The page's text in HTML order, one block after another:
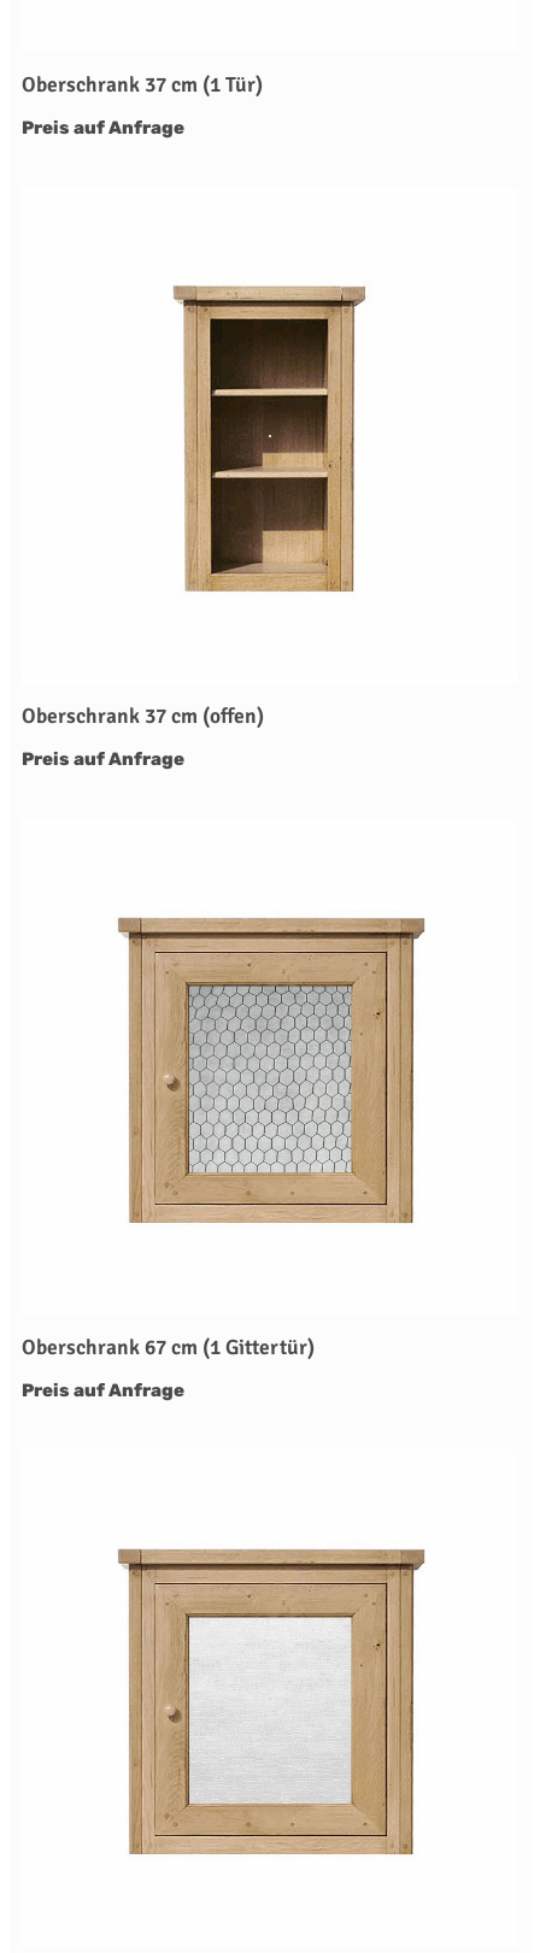
Oberschrank 37 cm (1 Tür)
Preis auf Anfrage
Oberschrank 37 cm (offen)
Preis auf Anfrage
Oberschrank 67 cm (1 Gittertür)
Preis auf Anfrage